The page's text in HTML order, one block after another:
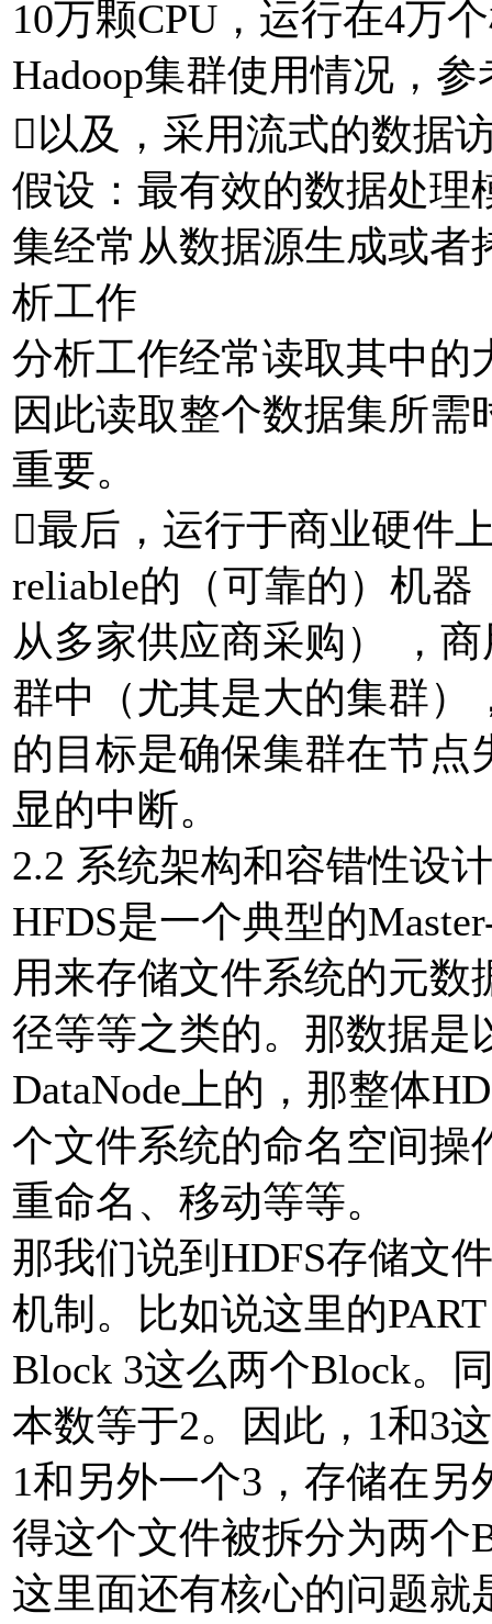
10万颗CPU，运行在4万
Hadoop集群使用情况，参
以及，采用流式的数据
假设：最有效的数据处理
集经常从数据源生成或者
析工作
分析工作经常读取其中的
因此读取整个数据集所
重要。
最后，运行于商业硬件
reliable的（可靠的）机
从多家供应商采购） ，
群中（尤其是大的集群）
的目标是确保集群在节点
显的中断。
2.2 系统架构和容错性设计
HFDS是一个典型的
用来存储文件系统的元
径等等之类的。那数据是
DataNode上的，那整体
个文件系统的命名空间操
重命名、移动等等。
那我们说到HDFS存储文
机制。比如说这里的
Block 3这么两个Block。
本数等于2。因此，1和3
1和另外一个3，存储在另
得这个文件被拆分为两个
这里面还有核心的问题就